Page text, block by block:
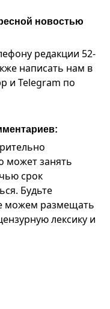
новостью
редакции 52-
написать нам в
и Telegram по
может занять
срок
Будьте
можем размещать
лексику и